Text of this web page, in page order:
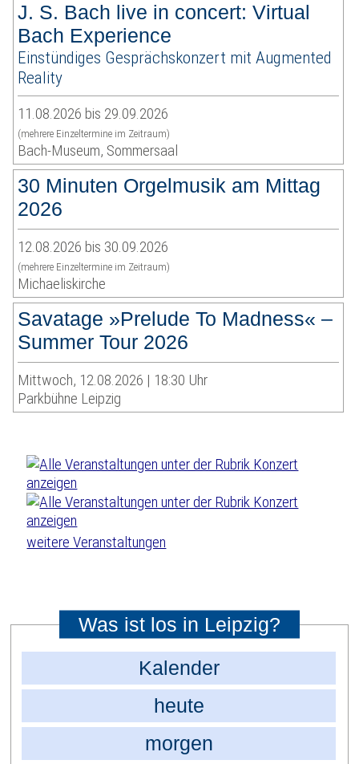
J. S. Bach live in concert: Virtual
Bach Experience
Einstündiges Gesprächskonzert mit Augmented
Reality
11.08.2026 bis 29.09.2026
(mehrere Einzeltermine im Zeitraum)
Bach-Museum, Sommersaal
30 Minuten Orgelmusik am Mittag
2026
12.08.2026 bis 30.09.2026
(mehrere Einzeltermine im Zeitraum)
Michaeliskirche
Savatage »Prelude To Madness« –
Summer Tour 2026
Mittwoch, 12.08.2026 | 18:30 Uhr
Parkbühne Leipzig
weitere Veranstaltungen
Was ist los in Leipzig?
Kalender
heute
morgen